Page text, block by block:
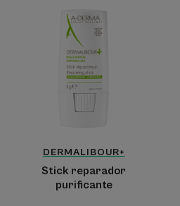
reparador
purificante
DERMALIBOUR+
Stick reparador
purificante